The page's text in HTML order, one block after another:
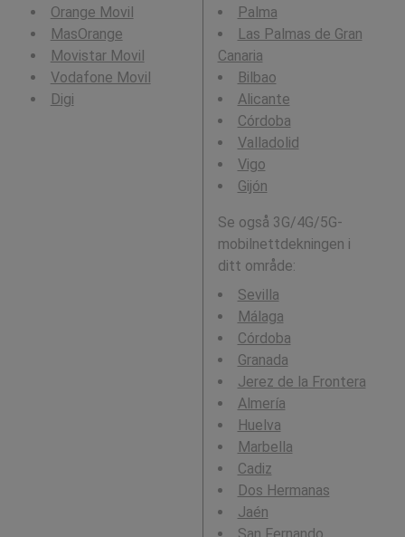
Orange Movil
MasOrange
Movistar Movil
Vodafone Movil
Digi
Palma
Las Palmas de Gran
Canaria
Bilbao
Alicante
Córdoba
Valladolid
Vigo
Gijón
Se også 3G/4G/5G-
mobilnettdekningen i
ditt område:
Sevilla
Málaga
Córdoba
Granada
Jerez de la Frontera
Almería
Huelva
Marbella
Cadiz
Dos Hermanas
Jaén